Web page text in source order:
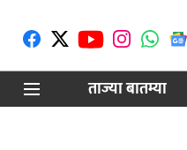
ताज्या बातम्या